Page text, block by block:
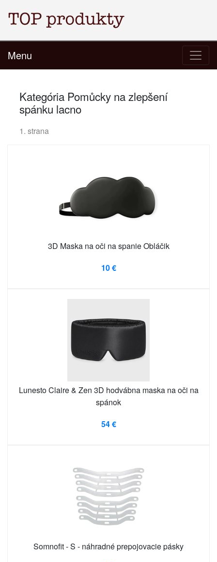
Menu
Kategória Pomůcky na zlepšení
spánku lacno
1. strana
3D Maska na oči na spanie Obláčik
10 €
Lunesto Claire & Zen 3D hodvábna maska ​​na oči na
spánok
54 €
Somnofit - S - náhradné prepojovacie pásky